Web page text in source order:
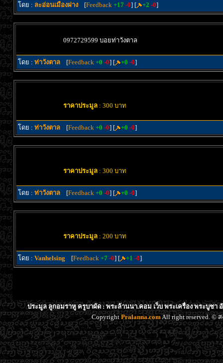
โดย : ละอ่อนเมืองฝาง [Feedback +17 -0] [ +2 -0]
0972729599 บอยท่าวังตาล
โดย : ท่าวังตาล [Feedback +0 -0] [ +0 -0]
ราคาประมูล : 300 บาท
โดย : ท่าวังตาล [Feedback +0 -0] [ +0 -0]
ราคาประมูล : 300 บาท
โดย : ท่าวังตาล [Feedback +0 -0] [ +0 -0]
ราคาประมูล : 200 บาท
โดย : Vanhelsing [Feedback +7 -0] [ +1 -0]
ประมูล ลูกอมราหู ครูบาผัด : พระล้านนา.คอม เว็บ พระเครื่อง พระบูช
Copyright Pralanna.comAll right reserved. ©